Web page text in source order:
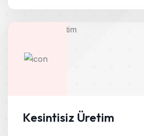
Kesintisiz Üretim